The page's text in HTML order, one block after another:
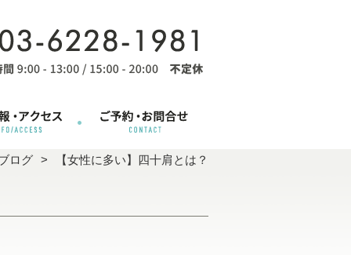
ログ 【女性に多い】四十肩とは？